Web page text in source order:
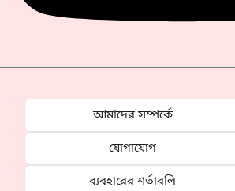
আমাদের সম্পর্কে
যোগাযোগ
ব্যবহারের শর্তাবলি